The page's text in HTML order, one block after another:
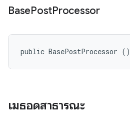
BasePostProcessor
public BasePostProcessor ()
เมธอดสาธารณะ